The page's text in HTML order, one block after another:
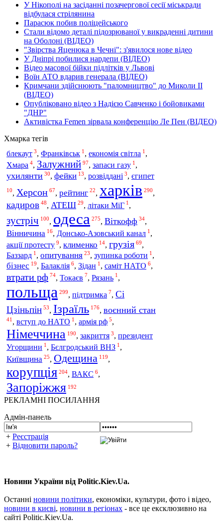
У Нікополі на засіданні позачергової сесії міськради
відбулася стрілянина
Парасюк побив поліцейського
Стали відомо деталі підозрюваної у викраденні дитини
на Оболоні (ВІДЕО)
"Звірства Яценюка в Чечні": з'явилося нове відео
У Дніпрі побилися нардепи (ВІДЕО)
Відео масової бійки підлітків у Львові
Воїн АТО вдарив генерала (ВІДЕО)
Кримчани здійснюють "паломництво" до Миколи ІІ
(ВІДЕО)
Опубліковано відео з Надією Савченко і бойовиками
"ДНР"
Активістка Femen зірвала конференцію Ле Пен (ВІДЕО)
Хмарка тегів
блекаут 3, Франківськ 1 , економія світла 1 ,
Хмара 4, Залужний 97, запаси газу 1 ,
ухилянти 30, фейки 13, розвіддані 3, єгипет
10, Херсон 67, рейтинг 22, харків 290,
кадиров 48, АТЕШ 29, літаки МіГ 1 ,
зустріч 100, одеса 275, Віткофф 34,
Вінничина 16, Донсько-Азовський канал 1 ,
акції протесту 9, клименко 14, грузія 69,
Баззард 1 , опитування 23, зупинка роботи 1 ,
бізнес 19, Балаклія 6, Зідан 1 , саміт НАТО 6,
втрати рф 74, Токаєв 7, Рязань 1 ,
польща 299, підтримка 7, Сі
Цзіньпін 53, Ізраїль 176, воєнний стан
41 , вступ до НАТО 1 , армія рф 5,
Німеччина 190, закриття 3, президент
Угорщини 1 , Бєлгродський ВНЗ 1 ,
Київщина 25, Одещина 119,
корупція 204, ВАКС 6,
Запоріжжя 192
РЕКЛАМНІ ПОСИЛАННЯ
Адмін-панель
+ Реєстрація
+ Відновити пароль?
Новини України від Politic.Kiev.Ua.
Останні новини політики, економіки, культури, фото і відео,
новини в києві, новини в регіонах - все це ексклюзивно на
сайті Politic.Kiev.Ua.